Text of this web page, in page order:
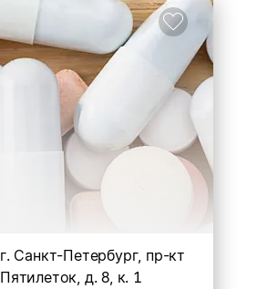
г. Санкт-Петербург, пр-кт
Пятилеток, д. 8, к. 1